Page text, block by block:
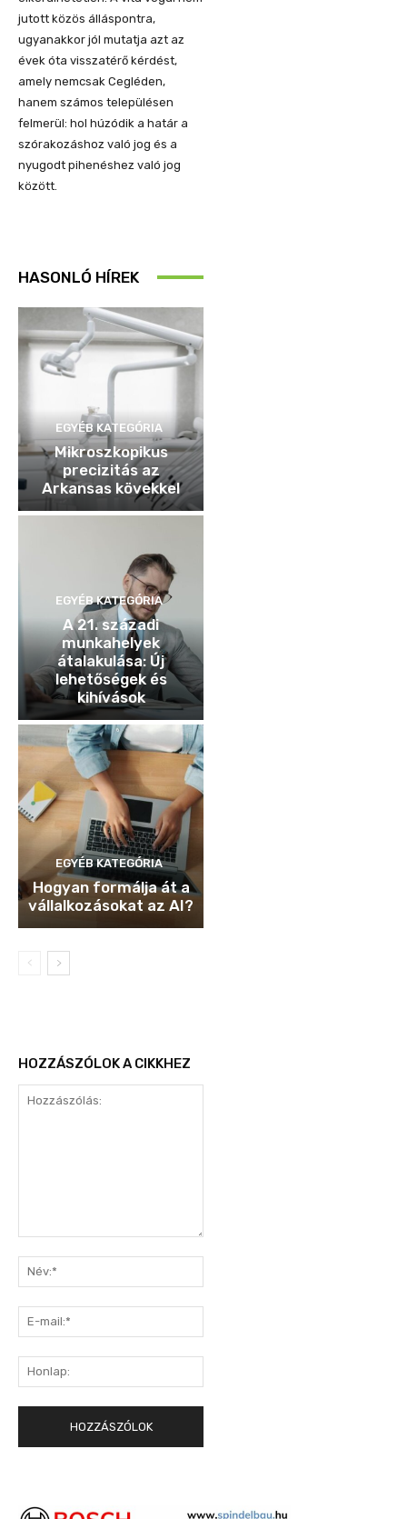
jutott közös álláspontra,
ugyanakkor jól mutatja azt az
évek óta visszatérő kérdést,
amely nemcsak Cegléden,
hanem számos településen
felmerül: hol húzódik a határ a
szórakozáshoz való jog és a
nyugodt pihenéshez való jog
között.
HASONLÓ HÍREK
EGYÉB KATEGÓRIA
Mikroszkopikus
precizitás az
Arkansas kövekkel
EGYÉB KATEGÓRIA
A 21. századi
munkahelyek
átalakulása: Új
lehetőségek és
kihívások
EGYÉB KATEGÓRIA
Hogyan formálja át a
vállalkozásokat az AI?
HOZZÁSZÓLOK A CIKKHEZ
mail:*